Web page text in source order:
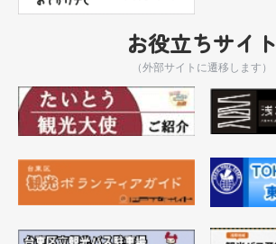
お役立ちサイト
（外部サイトに遷移します）